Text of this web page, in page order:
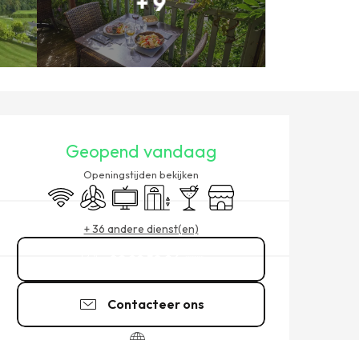
Geopend vandaag
Openingstijden bekijken
Wifi Met aircoTelevisie
Lift Bar / Versnaperingsbar
Winkel op
+ 36 andere dienst(en)
Contacteer ons